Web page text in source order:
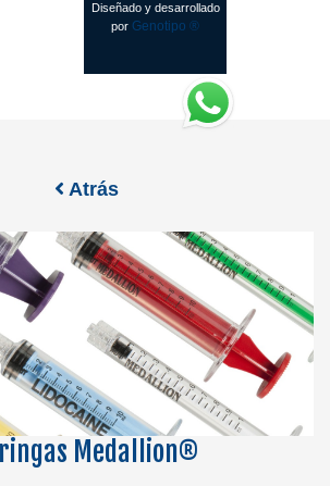
Diseñado y desarrollado
por Genotipo ®
Atrás
Medallion®